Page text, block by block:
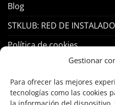
Gestionar
Para ofrecer las mejores
tecnologías como las cookies
Blog
STKLUB: RED DE
Política de cookies